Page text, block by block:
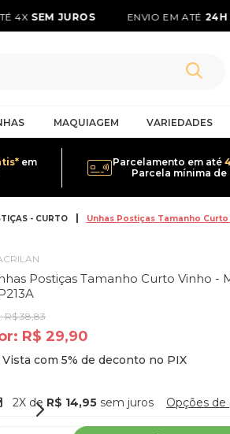
4XSEM JUROS ENVIO EM ATÉ24H
MAQUIAGEM VARIEDADES
em
Parcelamento em até
Parcela mínima de
- CURTO Unhas Postiças Tamanho Curto
Postiças Tamanho Curto Vinho -
R$ 38,83
R$ 29,90
2X de R$ 14,95 sem juros Opções